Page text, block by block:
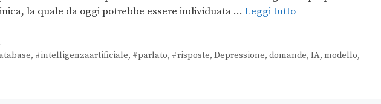
la quale da oggi potrebbe essere individuata … Leggi tutto
, #intelligenzaartificiale, #parlato, #risposte, Depressione, domande, IA, modello,